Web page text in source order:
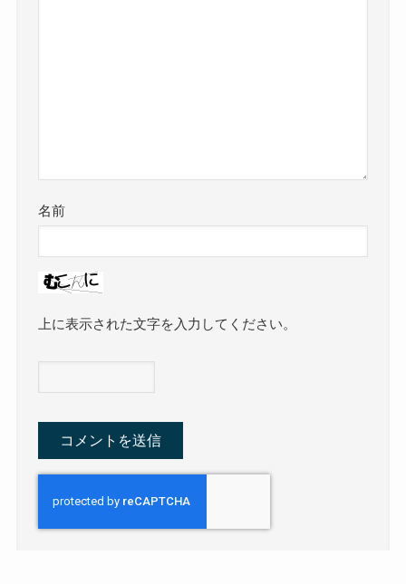
名前
上に表示された文字を入力してください。